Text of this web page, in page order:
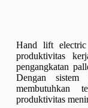
Hand lift electric
produktivitas
pengangkatan
Dengan
membutuhkan
produktivitas